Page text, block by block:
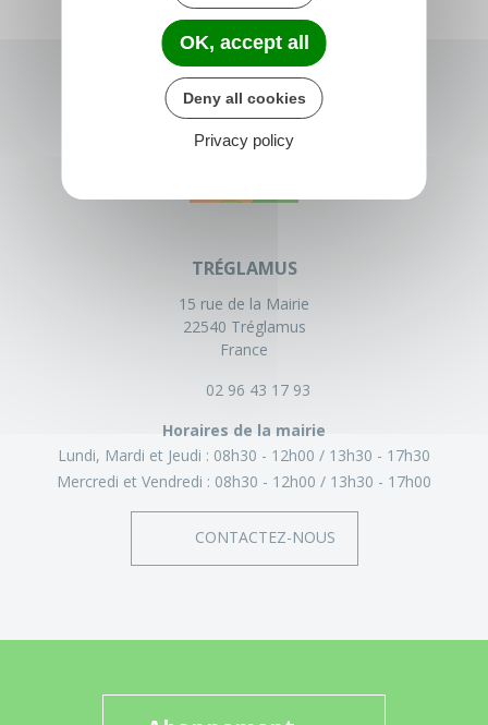
TRÉGLAMUS
15 rue de la Mairie
22540 Tréglamus
France
02 96 43 17 93
Horaires de la mairie
Lundi, Mardi et Jeudi : 08h30 - 12h00
13h30 - 17h30
Mercredi et Vendredi : 08h30 - 12h00 13h30 - 17h00
CONTACTEZ-NOUS
OK, accept all
Deny all cookies
Privacy policy